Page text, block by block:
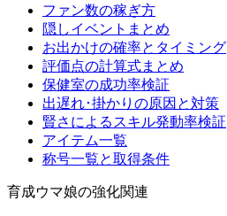
ファン数の稼ぎ方
隠しイベントまとめ
お出かけの確率とタイミング
評価点の計算式まとめ
保健室の成功率検証
出遅れ･掛かりの原因と対策
賢さによるスキル発動率検証
アイテム一覧
称号一覧と取得条件
育成ウマ娘の強化関連